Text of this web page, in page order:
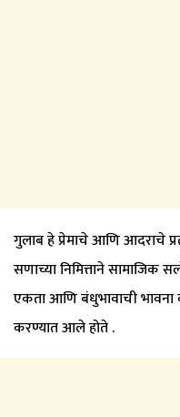
गुलाब हे प्रेमाचे आणि आदराचे
सणाच्या निमित्ताने सामाजिक
एकता आणि बंधुभावाची भावना
करण्यात आले होते .